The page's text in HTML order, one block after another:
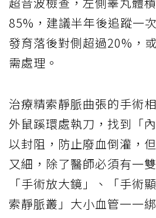
85%，建議半年後追蹤一
發育落後對側超過20%，
需處理。
治療精索靜脈曲張的手術
外鼠蹊環處執刀，找到「
以封阻，防止廢血倒灌，
又細，除了醫師必須有一
「手術放大鏡」、「手術
索靜脈叢」大小血管一一